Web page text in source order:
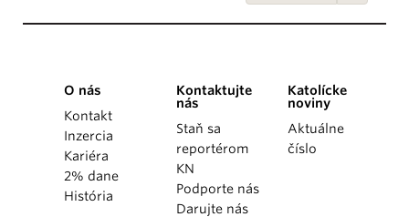
O nás
Kontakt
Inzercia
Kariéra
2% dane
História
Kontaktujte
nás
Staň sa
reportérom
KN
Podporte nás
Darujte nás
Katolícke
noviny
Aktuálne
číslo